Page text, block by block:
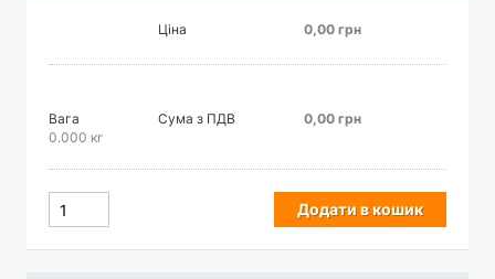
Ціна 0,00 грн
Вага
0.000 кг
Сума з ПДВ 0,00 грн
Додати в кошик